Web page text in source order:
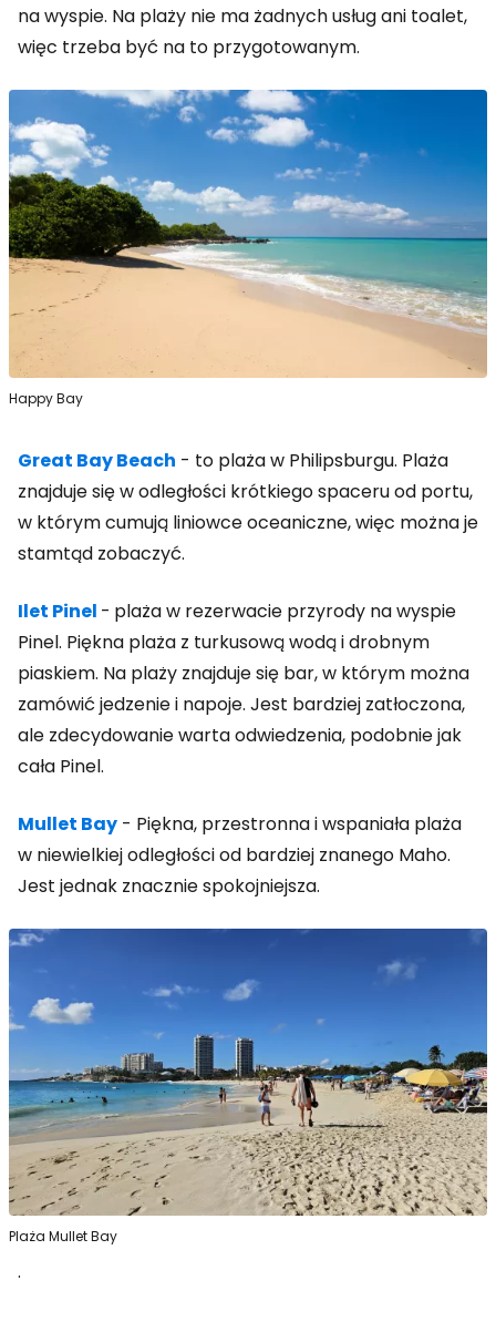
na wyspie. Na plaży nie ma żadnych usług ani toalet,
więc trzeba być na to przygotowanym.
Happy Bay
Great Bay Beach - to plaża w Philipsburgu. Plaża
znajduje się w odległości krótkiego spaceru od portu,
w którym cumują liniowce oceaniczne, więc można je
stamtąd zobaczyć.
Ilet Pinel - plaża w rezerwacie przyrody na wyspie
Pinel. Piękna plaża z turkusową wodą i drobnym
piaskiem. Na plaży znajduje się bar, w którym można
zamówić jedzenie i napoje. Jest bardziej zatłoczona,
ale zdecydowanie warta odwiedzenia, podobnie jak
cała Pinel.
Mullet Bay - Piękna, przestronna i wspaniała plaża
w niewielkiej odległości od bardziej znanego Maho.
Jest jednak znacznie spokojniejsza.
Plaża Mullet Bay
.